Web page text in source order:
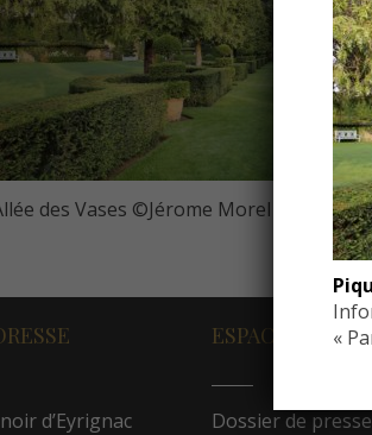
des Vases ©Jérome Morel
d’Eyrignac
ESPACE PRESSE
Dossier de presse
«